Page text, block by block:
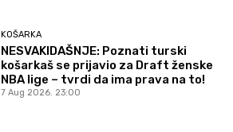
KOŠARKA
NESVAKIDAŠNJE: Poznati turski
košarkaš se prijavio za Draft ženske
NBA lige – tvrdi da ima prava na to!
7 Aug 2026. 23:00